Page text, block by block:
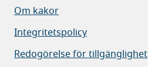
Om kakor
Integritetspolicy
Redogörelse för tillgänglighet